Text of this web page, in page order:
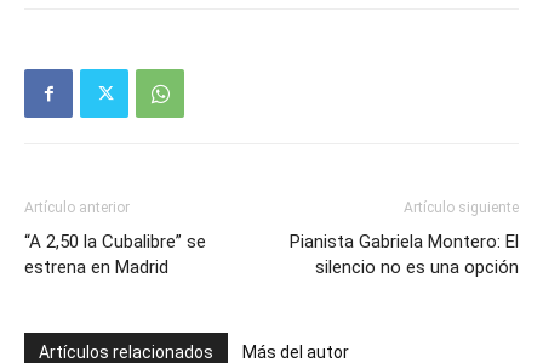
Artículo anterior
“A 2,50 la Cubalibre” se
estrena en Madrid
Artículo siguiente
Pianista Gabriela Montero: El
silencio no es una opción
Artículos relacionados Más del autor